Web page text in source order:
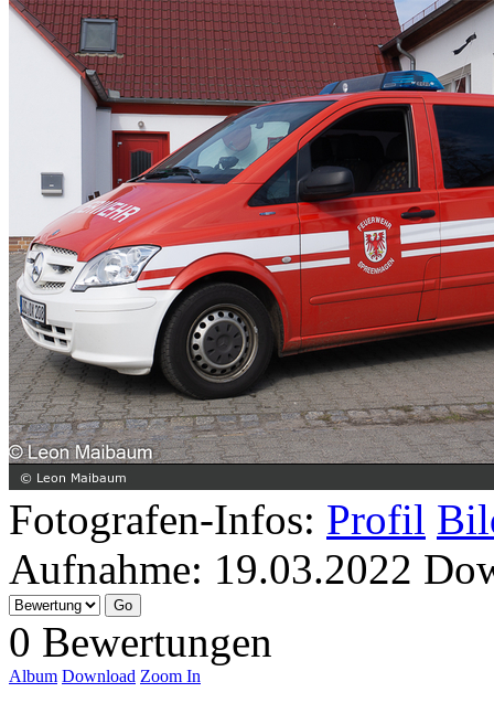
Fotografen-Infos: Profil
Aufnahme: 19.03.2022
0 Bewertungen
Album Download Zoom In